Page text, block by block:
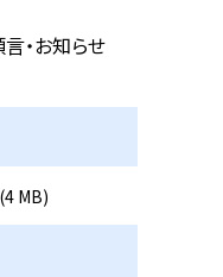
・お知らせ
(4 MB)